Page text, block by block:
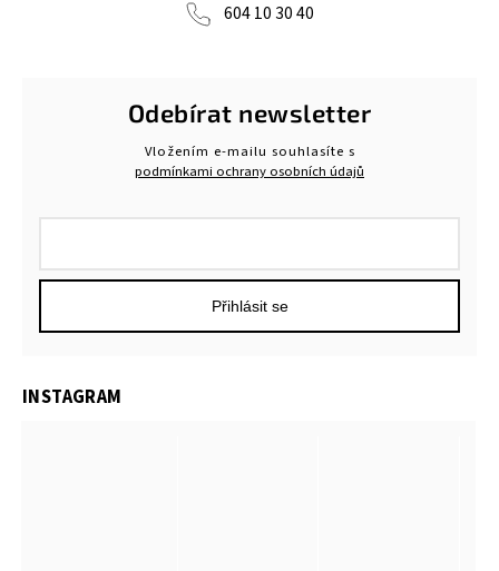
604 10 30 40
Odebírat newsletter
Vložením e-mailu souhlasíte s
podmínkami ochrany osobních údajů
Přihlásit se
INSTAGRAM